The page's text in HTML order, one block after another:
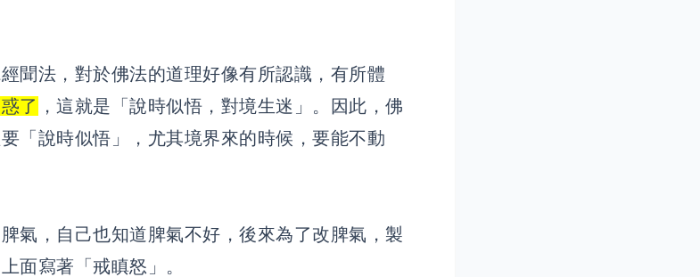
聞法，對於佛法的道理好像有所認識，有所體
了 ，這就是「說時似悟，對境生迷」。因此，佛
「說時似悟」，尤其境界來的時候，要能不動
氣，自己也知道脾氣不好，後來為了改脾氣，製
面寫著「戒瞋怒」。